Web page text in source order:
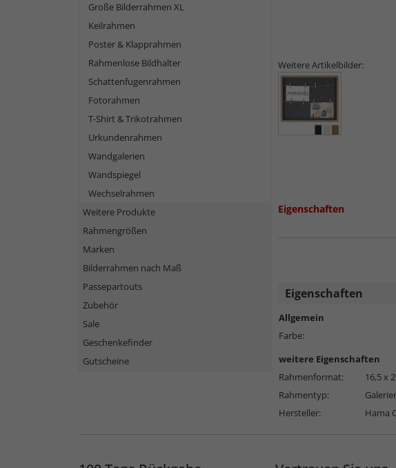
Weitere Artikelbilder:
Eigenschaften
Eigenschaften
Allgemein
Farbe:
weitere Eigenschaften
Rahmenformat:
16,5 x
Rahmentyp:
Hersteller:
Hama
Große Bilderrahmen XL
Keilrahmen
Poster & Klapprahmen
Rahmenlose Bildhalter
Schattenfugenrahmen
Fotorahmen
T-Shirt & Trikotrahmen
Urkundenrahmen
Wandgalerien
Wandspiegel
Wechselrahmen
Weitere Produkte
Rahmengrößen
Marken
Bilderrahmen nach Maß
Passepartouts
Zubehör
Sale
Geschenkefinder
Gutscheine